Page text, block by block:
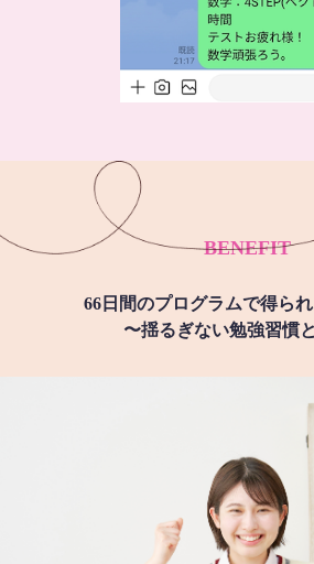
BENEFIT
66日間のプログラムで得ら
〜揺るぎない勉強習慣